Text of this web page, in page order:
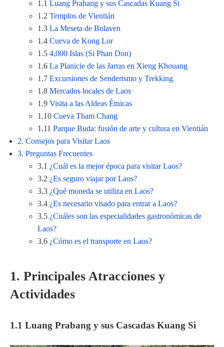
1.1 Luang Prabang y sus Cascadas Kuang Si
1.2 Templos de Vientián
1.3 La Meseta de Bolaven
1.4 Cueva de Kong Lor
1.5 4,000 Islas (Si Phan Don)
1.6 La Planicie de las Jarras en Xieng Khouang
1.7 Excursiones de Senderismo y Trekking
1.8 Mercados locales de Laos
1.9 Visita a las Aldeas Étnicas
1.10 Cueva Tham Chang
1.11 Parque Buda: fusión de arte y cultura en Vientián
2. Consejos para Visitar Laos
3. Preguntas Frecuentes
3.1 ¿Cuál es la mejor época para visitar Laos?
3.2 ¿Es seguro viajar por Laos?
3.3 ¿Qué moneda se utiliza en Laos?
3.4 ¿Es necesario visado para entrar a Laos?
3.5 ¿Cuáles son las especialidades gastronómicas de
Laos?
3.6 ¿Cómo es el transporte en Laos?
1. Principales Atracciones y
Actividades
1.1 Luang Prabang y sus Cascadas Kuang Si